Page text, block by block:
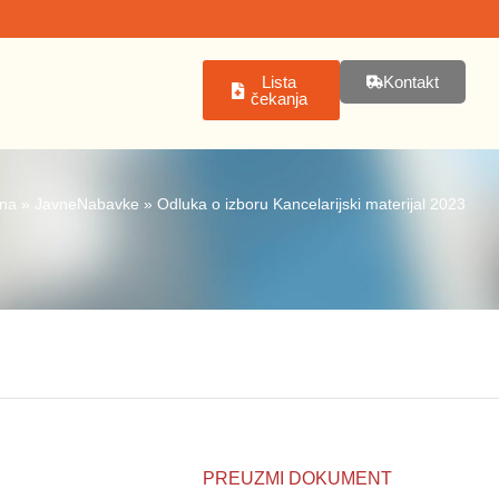
Lista
čekanja
Kontakt
» JavneNabavke » Odluka o izboru Kancelarijski materijal 2023
PREUZMI DOKUMENT